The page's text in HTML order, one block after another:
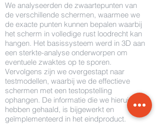
We analyseerden de zwaartepunten van
de verschillende schermen, waarmee we
de exacte punten kunnen bepalen waarbij
het scherm in volledige rust loodrecht kan
hangen. Het basissysteem werd in 3D aan
een sterkte-analyse onderworpen om
eventuele zwaktes op te sporen.
Vervolgens zijn we overgestapt naar
testmodellen, waarbij we de effectieve
schermen met een testopstelling
ophangen. De informatie die we hieruit
hebben gehaald, is bijgewerkt en
geïmplementeerd in het eindproduct.